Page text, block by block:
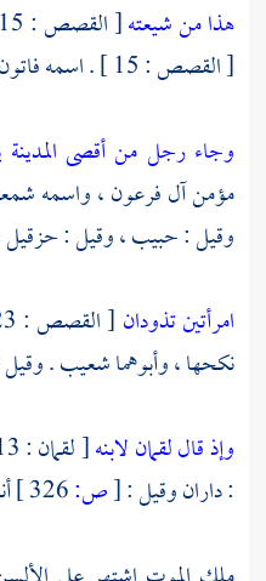
هذا من شيعته[ القصص : 15 ] . هو
[ القصص : 15 ] . اسمه
فاتون
وجاء رجل من أقصى
مؤمن آل فرعون ، واسمه
وقيل :حبيب ،وقيل :حزقيل
امرأتين تذودان [ القصص : 23 ] . هما
نكحها ، وأبوهماشعيب.
وإذ قال لقمان لابنه[ لقمان : 13 ] . اسمه
:دارانوقيل :[ص: